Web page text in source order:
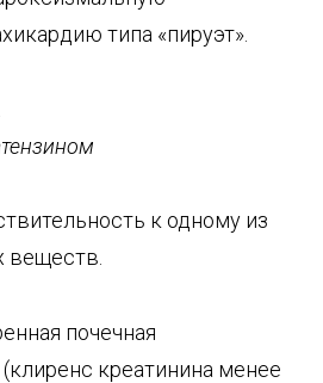
типа «пируэт».
к одному из
веществ.
почечная
креатинина менее